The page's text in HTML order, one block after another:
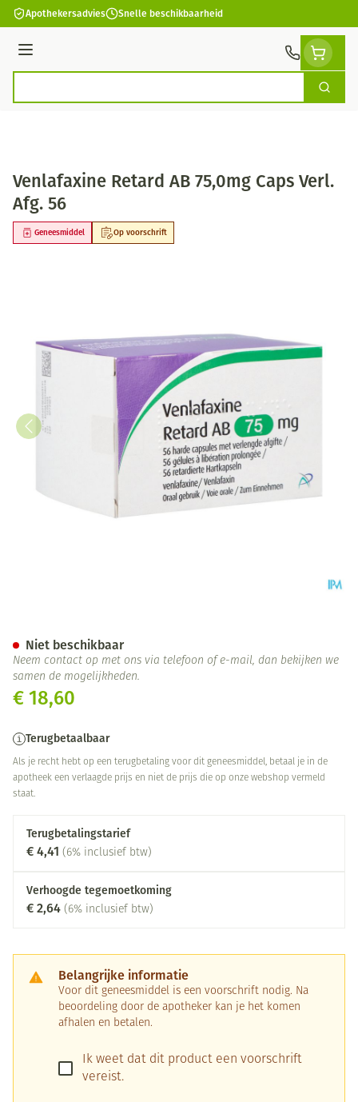
Ga naar de inhoud
Apothekersadvies Snelle beschikbaarheid
Menu
Zoek
Venlafaxine Retard AB 75,0mg Caps Verl.
Afg. 56
Op voorschrift
Geneesmiddel
€ 18,60
Terugbetaalbaar
Als je recht hebt op een terugbetaling voor dit geneesmiddel, betaal je in de
apotheek een verlaagde prijs en niet de prijs die op onze webshop vermeld
staat.
Terugbetalingstarief
€ 4,41 (6% inclusief btw)
Verhoogde tegemoetkoming
€ 2,64 (6% inclusief btw)
Belangrijke informatie
Voor dit geneesmiddel is een voorschrift nodig. Na
beoordeling door de apotheker kan je het komen
afhalen en betalen.
Ik weet dat dit product een voorschrift
vereist.
Niet beschikbaar
Neem contact op met ons via telefoon of e-mail, dan bekijken we
samen de mogelijkheden.